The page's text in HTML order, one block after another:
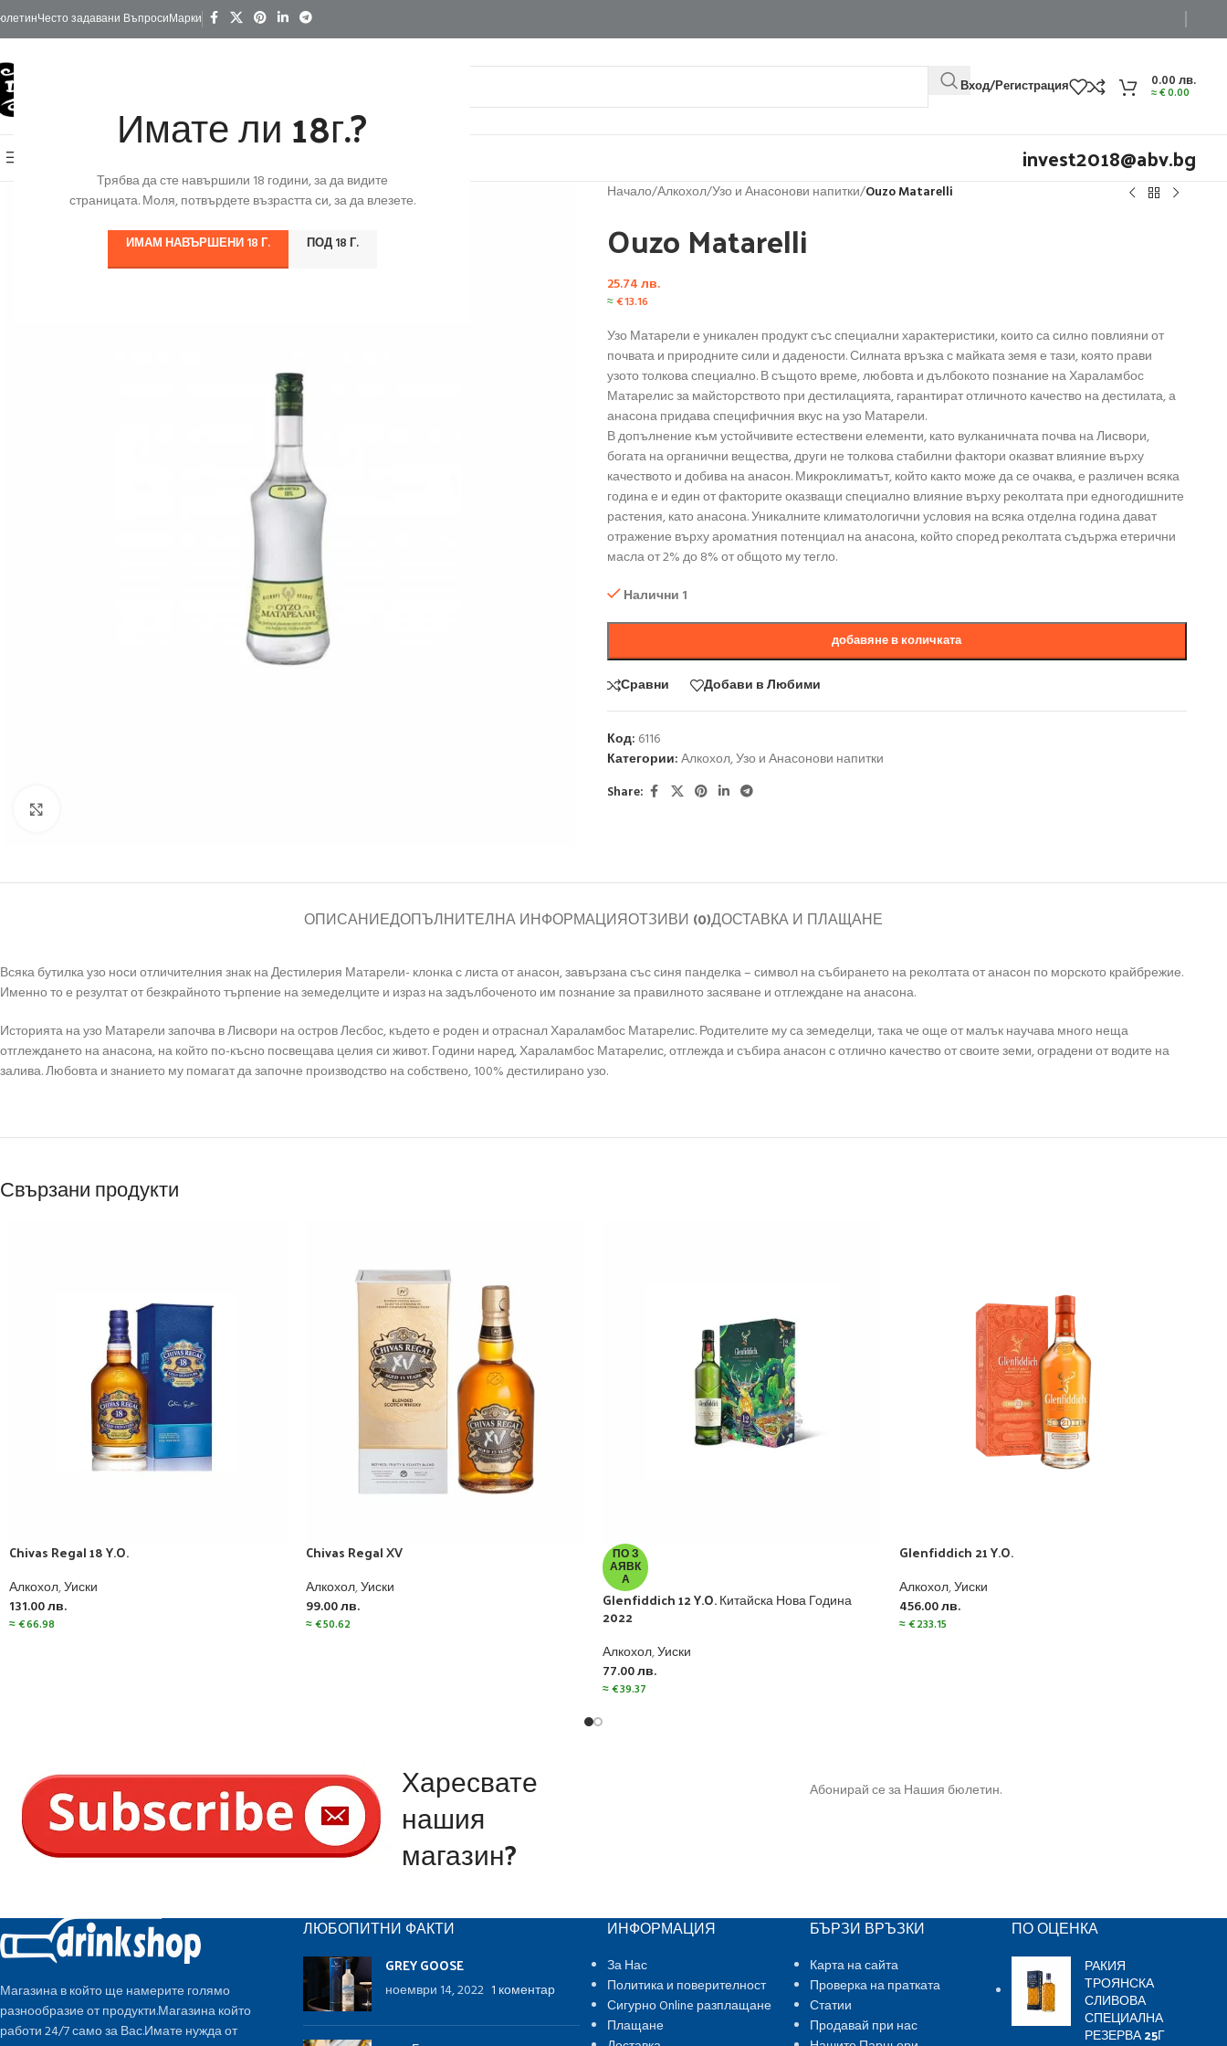
Имате ли 18г.?
Трябва да сте навършили 18 години, за да видите
страницата. Моля, потвърдете възрастта си, за да влезете.
ИМАМ НАВЪРШЕНИ 18 Г. ПОД 18 Г.
Често задавани ВъпросиМарки
Вход/Регистрация 0.00лв.
≈€0.00
invest2018@abv.bg
Начало/Алкохол/Узо и Анасонови напитки/Ouzo Matarelli
Ouzo Matarelli
25.74лв.
≈€13.16
Узо Матарели е уникален продукт със специални характеристики, които са силно повлияни от
почвата и природните сили и дадености. Силната връзка с майката земя е тази, която прави
узото толкова специално. В същото време, любовта и дълбокото познание на Хараламбос
Матарелис за майсторството при дестилацията, гарантират отличното качество на дестилата, а
анасона придава специфичния вкус на узо Матарели.
В допълнение към устойчивите естествени елементи, като вулканичната почва на Лисвори,
богата на органични вещества, други не толкова стабилни фактори оказват влияние върху
качеството и добива на анасон. Микроклиматът, който както може да се очаква, е различен всяка
година е и един от факторите оказващи специално влияние върху реколтата при едногодишните
растения, като анасона. Уникалните климатологични условия на всяка отделна година дават
отражение върху ароматния потенциал на анасона, който според реколтата съдържа етерични
масла от 2% до 8% от общото му тегло.
Налични 1
добавяне в количката
Сравни Добави в Любими
Код: 6116
Категории:Алкохол,Узо и Анасонови напитки
Share:
ОПИСАНИЕДОПЪЛНИТЕЛНА ИНФОРМАЦИЯОТЗИВИ (0)ДОСТАВКА И ПЛАЩАНЕ
Всяка бутилка узо носи отличителния знак на Дестилерия Матарели- клонка с листа от анасон, завързана със синя панделка – символ на събирането на реколтата от анасон по морското крайбрежие.
Именно то е резултат от безкрайното търпение на земеделците и израз на задълбоченото им познание за правилното засяване и отглеждане на анасона.
Историята на узо Матарели започва в Лисвори на остров Лесбос, където е роден и отраснал Хараламбос Матарелис. Родителите му са земеделци, така че още от малък научава много неща
отглеждането на анасона, на който по-късно посвещава целия си живот. Години наред, Хараламбос Матарелис, отглежда и събира анасон с отлично качество от своите земи, оградени от водите на
залива. Любовта и знанието му помагат да започне производство на собствено, 100% дестилирано узо.
Свързани продукти
Chivas Regal 18 Y.O.
Алкохол,Уиски
131.00лв.
≈€66.98
Chivas Regal XV
Алкохол,Уиски
99.00лв.
≈€50.62
ПО З
АЯВК
А
Glenfiddich 12 Y.O. Китайска Нова Година
2022
Алкохол,Уиски
77.00лв.
≈€39.37
Glenfiddich 21 Y.O.
Алкохол,Уиски
456.00лв.
≈€233.15
Харесвате
нашия
магазин?
Абонирай се за Нашия бюлетин.
Магазина в който ще намерите голямо
разнообразие от продукти.Магазина който
работи 24/7 само за Вас.Имате нужда от
ЛЮБОПИТНИ ФАКТИ
GREY GOOSE
ноември 14, 2022 1 коментар
ИНФОРМАЦИЯ
За Нас
Политика и поверителност
Сигурно Online разплащане
Плащане
БЪРЗИ ВРЪЗКИ
Карта на сайта
Проверка на пратката
Статии
Продавай при нас
ПО ОЦЕНКА
РАКИЯ
ТРОЯНСКА
СЛИВОВА
СПЕЦИАЛНА
РЕЗЕРВА 25Г